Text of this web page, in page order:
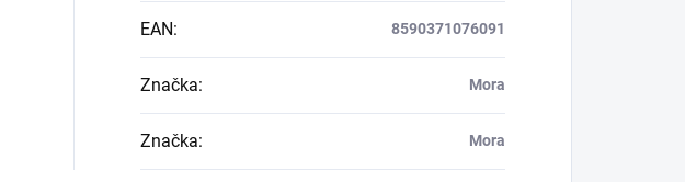
EAN: 8590371076091
Značka: Mora
Značka: Mora